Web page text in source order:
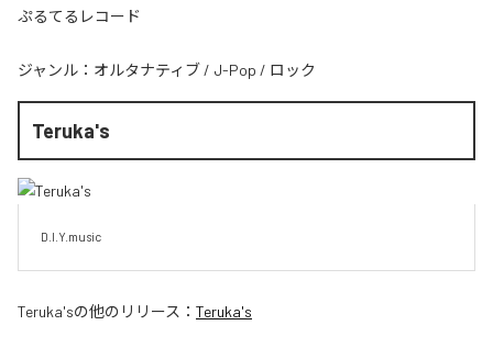
ぷるてるレコード
ジャンル： オルタナティブ / J-Pop / ロック
Teruka's
D.I.Y.music
Teruka'sの他のリリース： Teruka's